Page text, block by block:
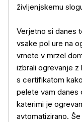
življenjskemu
Verjetno si danes
vsake pol ure na
vrnete v mrzel
izbrali ogrevanje z
s certifikatom
pelete vam danes
katerimi je
avtomatizirano.